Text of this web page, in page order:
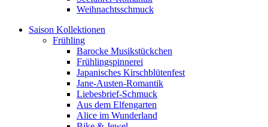
Weihnachtsschmuck
Saison Kollektionen
Frühling
Barocke Musikstückchen
Frühlingspinnerei
Japanisches Kirschblütenfest
Jane-Austen-Romantik
Liebesbrief-Schmuck
Aus dem Elfengarten
Alice im Wunderland